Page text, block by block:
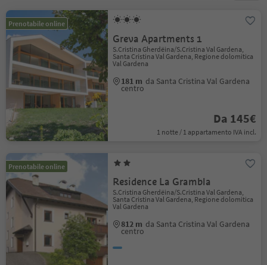
Prenotabile online
Greva Apartments 1
S.Cristina Gherdëina/S.Cristina Val Gardena,
Santa Cristina Val Gardena, Regione dolomitica
Val Gardena
181 m da Santa Cristina Val Gardena
centro
Da 145€
1 notte / 1 appartamento IVA incl.
Prenotabile online
Residence La Grambla
S.Cristina Gherdëina/S.Cristina Val Gardena,
Santa Cristina Val Gardena, Regione dolomitica
Val Gardena
812 m da Santa Cristina Val Gardena
centro